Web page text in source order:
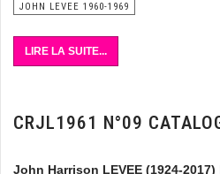
JOHN LEVEE 1960-1969
LIRE LA SUITE...
CRJL1961 N°09
John Harrison LEVEE (1924-2017)